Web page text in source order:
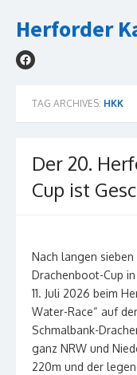
to
Herforder
TAG ARCHIVES: HKK
Der 20.
Cup ist
Nach langen
Drachenboot-Cup
11. Juli 2026 beim
Water-Race“ auf
Schmalbank-
ganz NRW und
220m und der